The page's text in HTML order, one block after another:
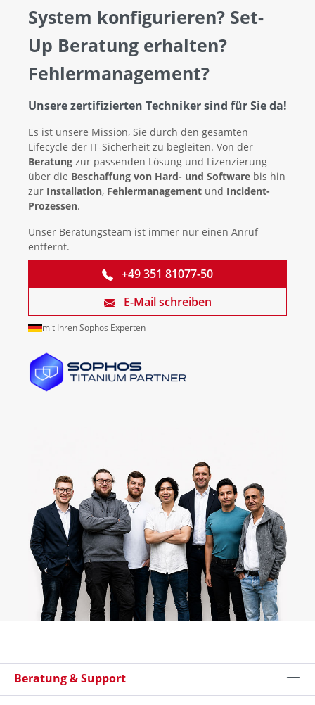
System konfigurieren? Set-
Up Beratung erhalten?
Fehlermanagement?
Unsere zertifizierten Techniker sind für Sie da!
Es ist unsere Mission, Sie durch den gesamten
Lifecycle der IT-Sicherheit zu begleiten. Von der
Beratung zur passenden Lösung und Lizenzierung
über die Beschaffung von Hard- und Software bis hin
zur Installation, Fehlermanagement und Incident-
Prozessen.
Unser Beratungsteam ist immer nur einen Anruf
entfernt.
+49 351 81077-50
E-Mail schreiben
mit Ihren Sophos Experten
Beratung & Support